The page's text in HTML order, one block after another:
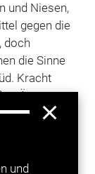
und
und Niesen,
gegen die
doch
die Sinne
Kracht
Ärger
der